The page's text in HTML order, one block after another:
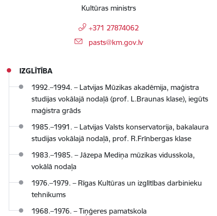
Kultūras ministrs
+371 27874062
E-pasts:
pasts@km.gov.lv
IZGLĪTĪBA
1992.–1994. – Latvijas Mūzikas akadēmija, maģistra
studijas vokālajā nodaļā (prof. L.Braunas klase), iegūts
maģistra grāds
1985.–1991. – Latvijas Valsts konservatorija, bakalaura
studijas vokālajā nodaļā, prof. R.Frīnbergas klase
1983.–1985. – Jāzepa Mediņa mūzikas vidusskola,
vokālā nodaļa
1976.–1979. – Rīgas Kultūras un izglītības darbinieku
tehnikums
1968.–1976. – Tiņģeres pamatskola